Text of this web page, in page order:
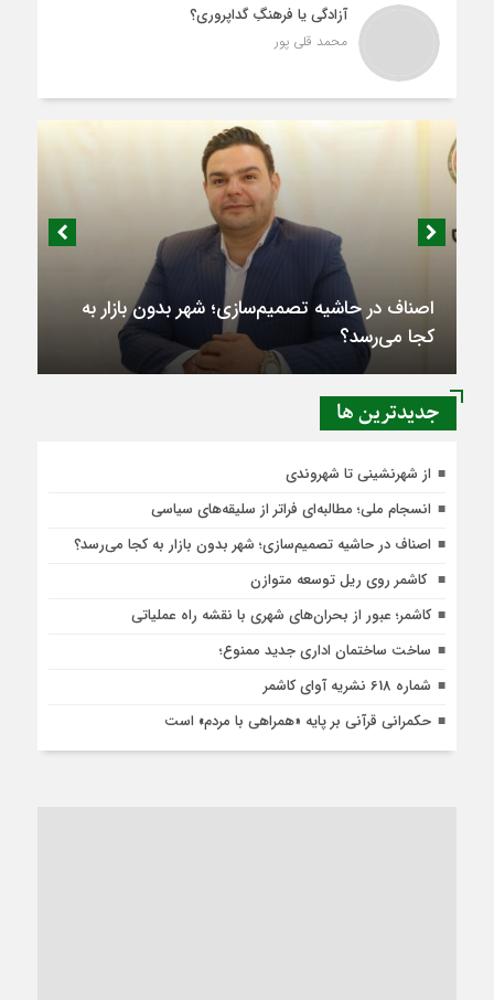
آزادگی یا فرهنگِ گداپروری؟
محمد قلی پور
اصناف در حاشیه تصمیم‌سازی؛ شهر بدون بازار به
کجا می‌رسد؟
جديدترين ها
از شهرنشینی تا شهروندی
انسجام ملی؛ مطالبه‌ای فراتر از سلیقه‌های سیاسی
اصناف در حاشیه تصمیم‌سازی؛ شهر بدون بازار به کجا می‌رسد؟
کاشمر روی ریل توسعه متوازن
کاشمر؛ عبور از بحران‌های شهری با نقشه راه عملیاتی
ساخت ساختمان اداری جدید ممنوع؛
شماره 618 نشریه آوای کاشمر
حکمرانی قرآنی بر پایه «همراهی با مردم» است